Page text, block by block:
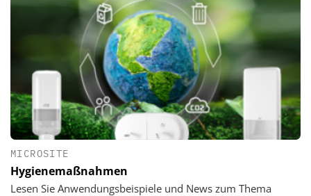
MICROSITE
Hygienemaßnahmen
Lesen Sie Anwendungsbeispiele und News zum Thema